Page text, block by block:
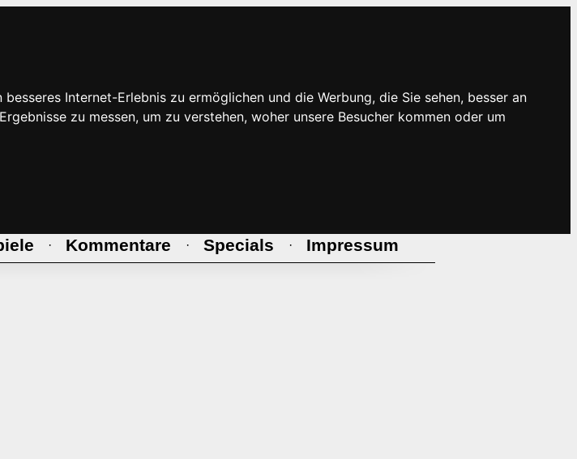
Internet-Erlebnis zu ermöglichen und die Werbung, die Sie sehen, besser an
zu messen, um zu verstehen, woher unsere Besucher kommen oder um
· Kommentare · Specials · Impressum